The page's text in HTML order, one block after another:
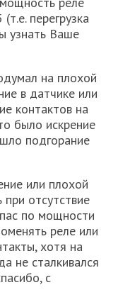
перегрузка
узнать Ваше
на плохой
в датчике или
контактов на
было искрение
подгорание
или плохой
отсутствие
по мощности
реле или
хотя на
не сталкивался
с